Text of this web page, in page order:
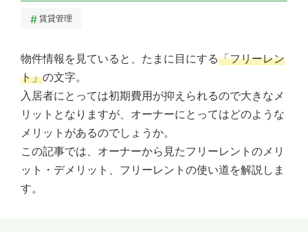
賃貸管理
物件情報を見ていると、たまに目にする「フリーレン
ト」の文字。
入居者にとっては初期費用が抑えられるので大きなメ
リットとなりますが、オーナーにとってはどのような
メリットがあるのでしょうか。
この記事では、オーナーから見たフリーレントのメリ
ット・デメリット、フリーレントの使い道を解説しま
す。